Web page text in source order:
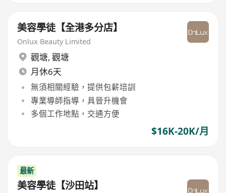
美容學徒【全港多分店】
Onlux Beauty Limited
觀塘, 觀塘
月休6天
無須相關經驗，提供包薪培訓
專業導師指導，具晉升機會
多個工作地點，交通方便
$16K-20K/月
最新
美容學徒【沙田站】